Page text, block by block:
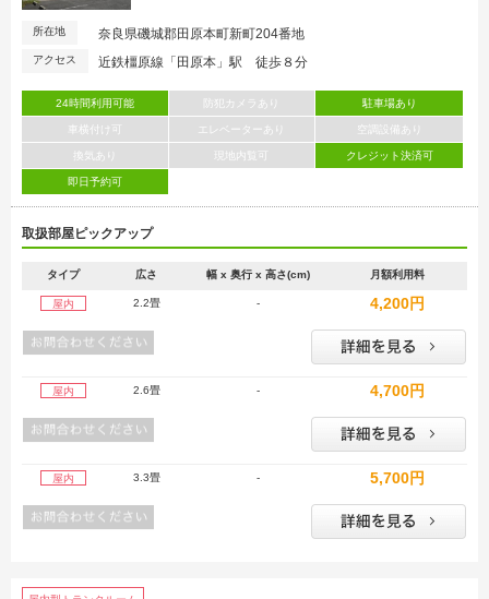
所在地 奈良県磯城郡田原本町新町204番地
アクセス 近鉄橿原線「田原本」駅 徒歩８分
24時間利用可能 防犯カメラあり 駐車場あり
車横付け可 エレベーターあり 空調設備あり
換気あり 現地内覧可 クレジット決済可
即日予約可
取扱部屋ピックアップ
タイプ 広さ 幅 x 奥行 x 高さ(cm) 月額利用料
屋内 2.2畳 - 4,200円
屋内 2.6畳 - 4,700円
屋内 3.3畳 - 5,700円